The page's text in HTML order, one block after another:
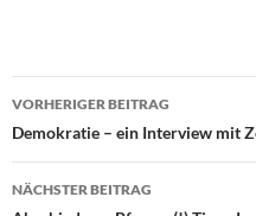
Beitragsnavigation
VORHERIGER BEITRAG
Demokratie – ein Interview mit
NÄCHSTER BEITRAG